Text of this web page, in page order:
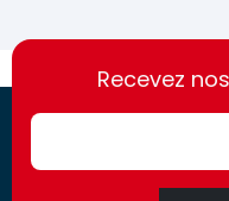
https://france-
access.fr
https://france-
access.fr
Recevez